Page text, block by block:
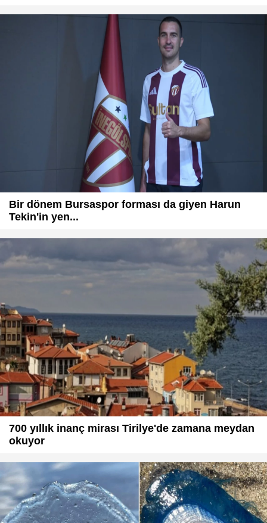
Bir dönem Bursaspor forması da giyen Harun
Tekin'in yen...
700 yıllık inanç mirası Tirilye'de zamana meydan
okuyor